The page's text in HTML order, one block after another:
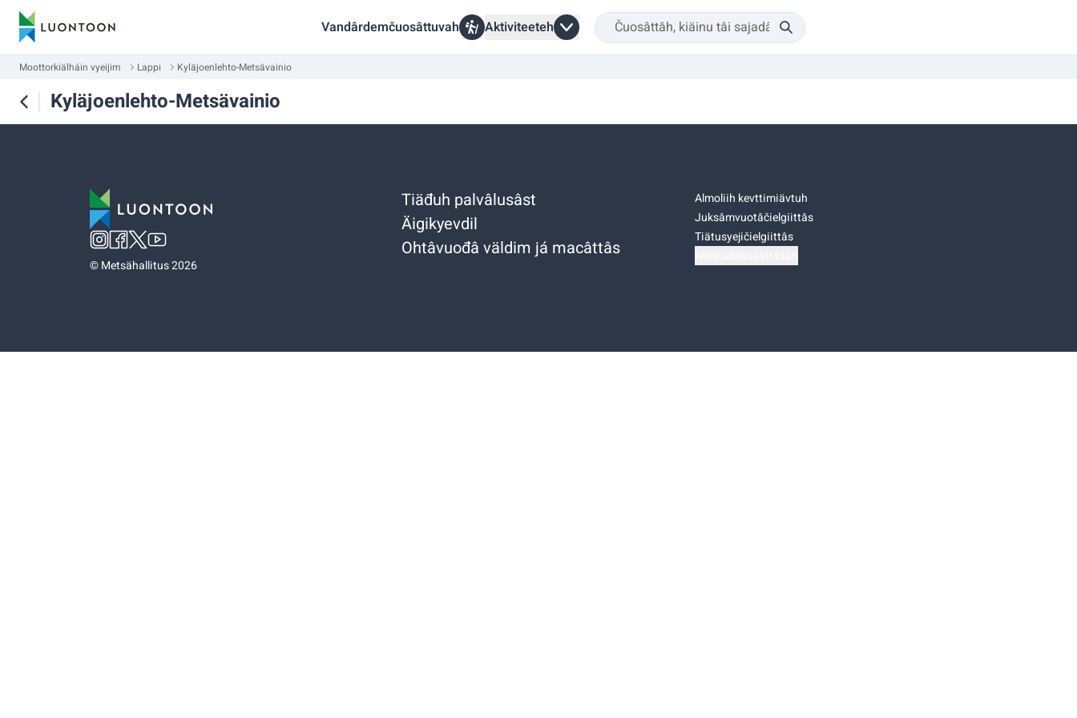
Vandârdemčuosâttuvah Aktiviteeteh
Moottorkiälháin vyeijim Lappi Kyläjoenlehto-Metsävainio
Kyläjoenlehto-Metsävainio
©Metsähallitus 2026
Tiäđuh palvâlusâst
Äigikyevdil
Ohtâvuođâ väldim já macâttâs
Almoliih kevttimiävtuh
Juksâmvuotâčielgiittâs
Tiätusyejičielgiittâs